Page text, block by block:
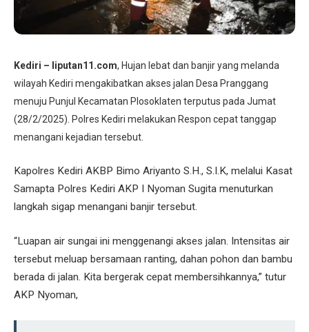
Kediri – liputan11.com, Hujan lebat dan banjir yang melanda
wilayah Kediri mengakibatkan akses jalan Desa Pranggang
menuju Punjul Kecamatan Plosoklaten terputus pada Jumat
(28/2/2025). Polres Kediri melakukan Respon cepat tanggap
menangani kejadian tersebut.
Kapolres Kediri AKBP Bimo Ariyanto S.H., S.I.K, melalui Kasat
Samapta Polres Kediri AKP I Nyoman Sugita menuturkan
langkah sigap menangani banjir tersebut.
“Luapan air sungai ini menggenangi akses jalan. Intensitas air
tersebut meluap bersamaan ranting, dahan pohon dan bambu
berada di jalan. Kita bergerak cepat membersihkannya,” tutur
AKP Nyoman,